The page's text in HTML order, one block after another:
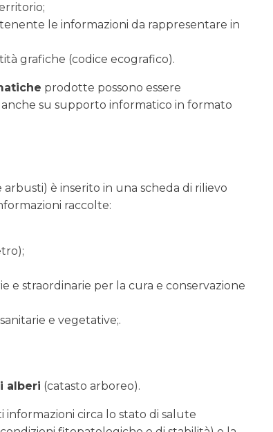
le informazioni da rappresentare in
grafiche (codice ecografico).
prodotte possono essere
su supporto informatico in formato
è inserito in una scheda di rilievo
raccolte:
e straordinarie per la cura e conservazione
e vegetative;.
alberi (catasto arboreo).
circa lo stato di salute